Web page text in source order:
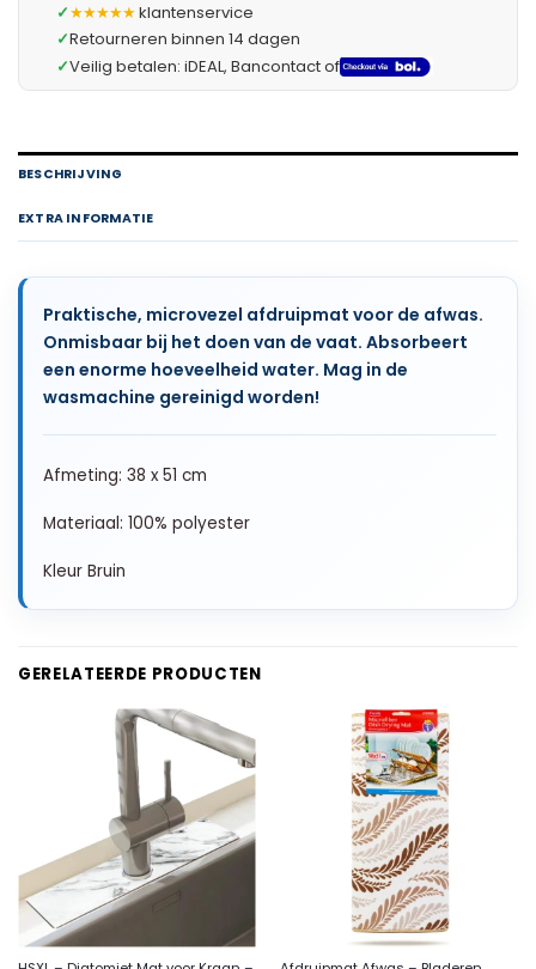
✓★★★★★klantenservice
✓Retourneren binnen 14 dagen
✓Veilig betalen: iDEAL, Bancontact of
BESCHRIJVING
EXTRA INFORMATIE
Praktische, microvezel afdruipmat voor de afwas.
Onmisbaar bij het doen van de vaat. Absorbeert
een enorme hoeveelheid water. Mag in de
wasmachine gereinigd worden!
Afmeting: 38 x 51 cm
Materiaal: 100% polyester
Kleur Bruin
GERELATEERDE PRODUCTEN